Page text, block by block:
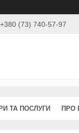
+380 (73) 740-57-97
ТА ПОСЛУГИ ПРО